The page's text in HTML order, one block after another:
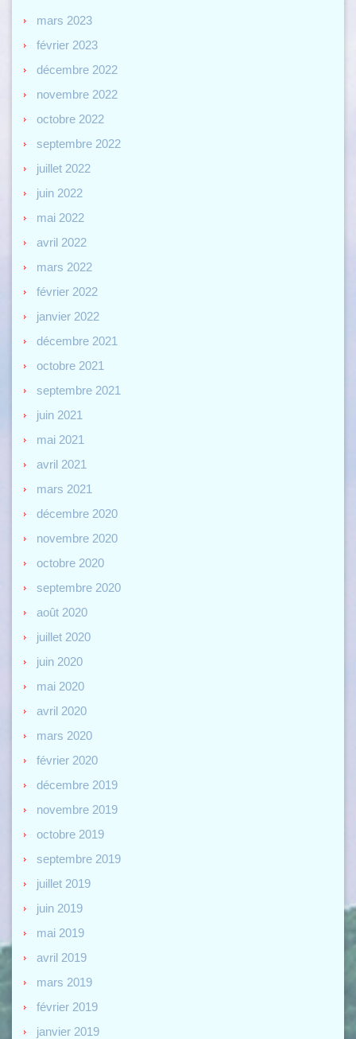
mars 2023
février 2023
décembre 2022
novembre 2022
octobre 2022
septembre 2022
juillet 2022
juin 2022
mai 2022
avril 2022
mars 2022
février 2022
janvier 2022
décembre 2021
octobre 2021
septembre 2021
juin 2021
mai 2021
avril 2021
mars 2021
décembre 2020
novembre 2020
octobre 2020
septembre 2020
août 2020
juillet 2020
juin 2020
mai 2020
avril 2020
mars 2020
février 2020
décembre 2019
novembre 2019
octobre 2019
septembre 2019
juillet 2019
juin 2019
mai 2019
avril 2019
mars 2019
février 2019
janvier 2019